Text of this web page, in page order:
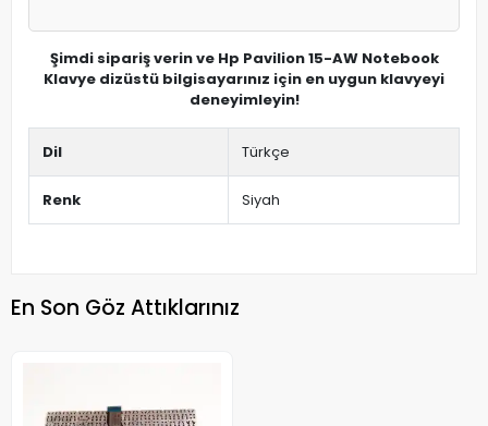
Şimdi sipariş verin ve Hp Pavilion 15-AW Notebook
Klavye dizüstü bilgisayarınız için en uygun klavyeyi
deneyimleyin!
Dil Türkçe
Renk Siyah
En Son Göz Attıklarınız